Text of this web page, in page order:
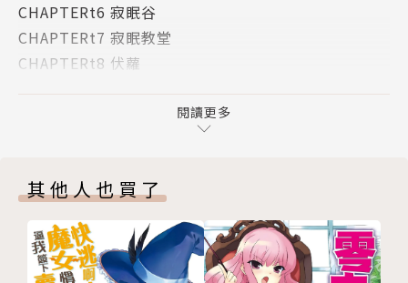
最為人所知的事蹟為一個人吃掉一盒摳死摳壽司。
歡迎上噗浪或粉絲團找我玩。
噗浪：www.plurk.com/bbb1880
Woonak
魅力的なキャラを描くことはいつもドキドキします
ね。
CHAPTERt6 寂眠谷
CHAPTERt7 寂眠教堂
CHAPTERt8 伏蘿
閱讀更多
其他人也買了